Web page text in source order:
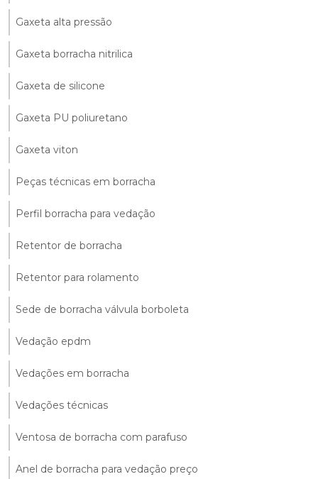
Gaxeta alta pressão
Gaxeta borracha nitrilica
Gaxeta de silicone
Gaxeta PU poliuretano
Gaxeta viton
Peças técnicas em borracha
Perfil borracha para vedação
Retentor de borracha
Retentor para rolamento
Sede de borracha válvula borboleta
Vedação epdm
Vedações em borracha
Vedações técnicas
Ventosa de borracha com parafuso
Anel de borracha para vedação preço